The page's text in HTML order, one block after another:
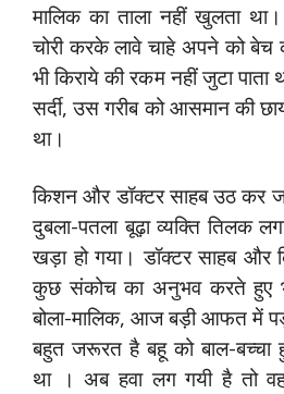
मालिक का ताला नहीं खुलता
चोरी करके लावे चाहे अपने को बेच
भी किराये की रकम नहीं जुटा पाता
सर्दी, उस गरीब को आसमान की
था।
किशन और डॉक्टर साहब उठ कर
दुबला-पतला बूढ़ा व्यक्ति तिलक
खड़ा हो गया। डॉक्टर साहब
कुछ संकोच का अनुभव करते हुए
बोला-मालिक, आज बड़ी आफत में
बहुत जरूरत है बहू को बाल-
था । अब हवा लग गयी है तो वह